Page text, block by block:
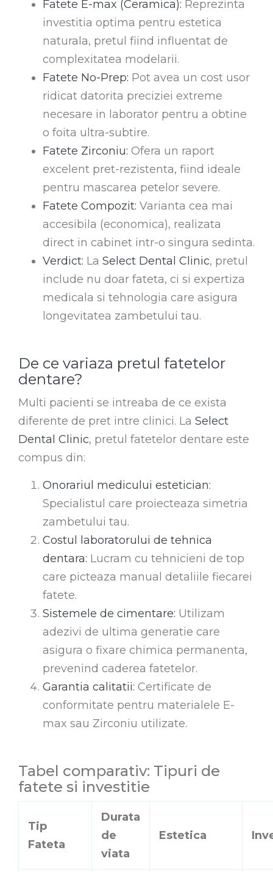
Fatete E-max (Ceramica): Reprezinta
investitia optima pentru estetica
naturala, pretul fiind influentat de
complexitatea modelarii.
Fatete No-Prep: Pot avea un cost usor
ridicat datorita preciziei extreme
necesare in laborator pentru a obtine
o foita ultra-subtire.
Fatete Zirconiu: Ofera un raport
excelent pret-rezistenta, fiind ideale
pentru mascarea petelor severe.
Fatete Compozit: Varianta cea mai
accesibila (economica), realizata
direct in cabinet intr-o singura sedinta.
Verdict: La Select Dental Clinic, pretul
include nu doar fateta, ci si expertiza
medicala si tehnologia care asigura
longevitatea zambetului tau.
De ce variaza pretul fatetelor
dentare?
Multi pacienti se intreaba de ce exista
diferente de pret intre clinici. La Select
Dental Clinic, pretul fatetelor dentare este
compus din:
Onorariul medicului estetician:
Specialistul care proiecteaza simetria
zambetului tau.
Costul laboratorului de tehnica
dentara: Lucram cu tehnicieni de top
care picteaza manual detaliile fiecarei
fatete.
Sistemele de cimentare: Utilizam
adezivi de ultima generatie care
asigura o fixare chimica permanenta,
prevenind caderea fatetelor.
Garantia calitatii: Certificate de
conformitate pentru materialele E-
max sau Zirconiu utilizate.
Tabel comparativ: Tipuri de
fatete si investitie
Tip
Fateta
Durata
de
viata
Estetica